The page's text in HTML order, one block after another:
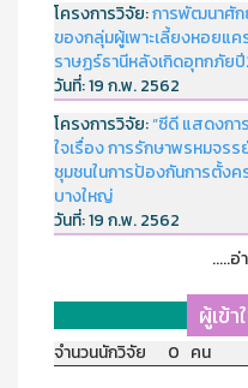
โครงการวิจัย:การพัฒนาศัก
ของกลุ่มผู้เพาะเลี้ยงหอยแ
ราษฏร์ธานีหลังเกิดอุทกภัย
วันที่:19 ก.พ. 2562
โครงการวิจัย:“ซีดี แสดงกา
ใจเรื่อง การรักษาพรหมจร
ชุมชนในการป้องกันการตั้งค
บางใหญ่
วันที่:19 ก.พ. 2562
.....อ่
ผู้เข้
จำนวนนักวิจัย 0 คน